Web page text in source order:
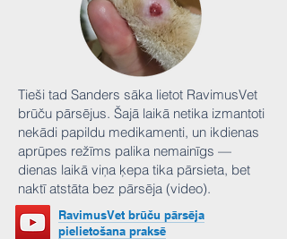
Tieši tad Sanders sāka lietot RavimusVet
brūču pārsējus. Šajā laikā netika izmantoti
nekādi papildu medikamenti, un ikdienas
aprūpes režīms palika nemainīgs —
dienas laikā viņa ķepa tika pārsieta, bet
naktī atstāta bez pārsēja (video).
RavimusVet brūču pārsēja
pielietošana praksē